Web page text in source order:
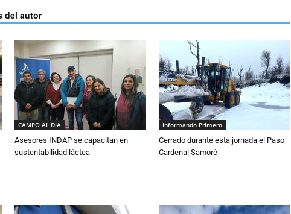
del autor
CAMPO AL DIA
Asesores INDAP se capacitan en
sustentabilidad láctea
Informando Primero
Cerrado durante esta jornada el Paso
Cardenal Samoré